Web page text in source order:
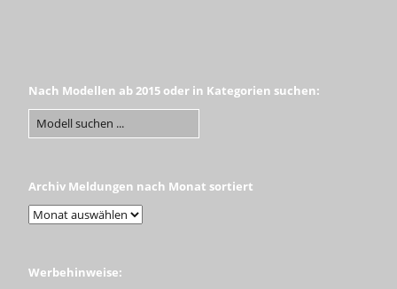
Nach Modellen ab 2015 oder in Kategorien suchen:
Archiv Meldungen nach Monat sortiert
Werbehinweise: